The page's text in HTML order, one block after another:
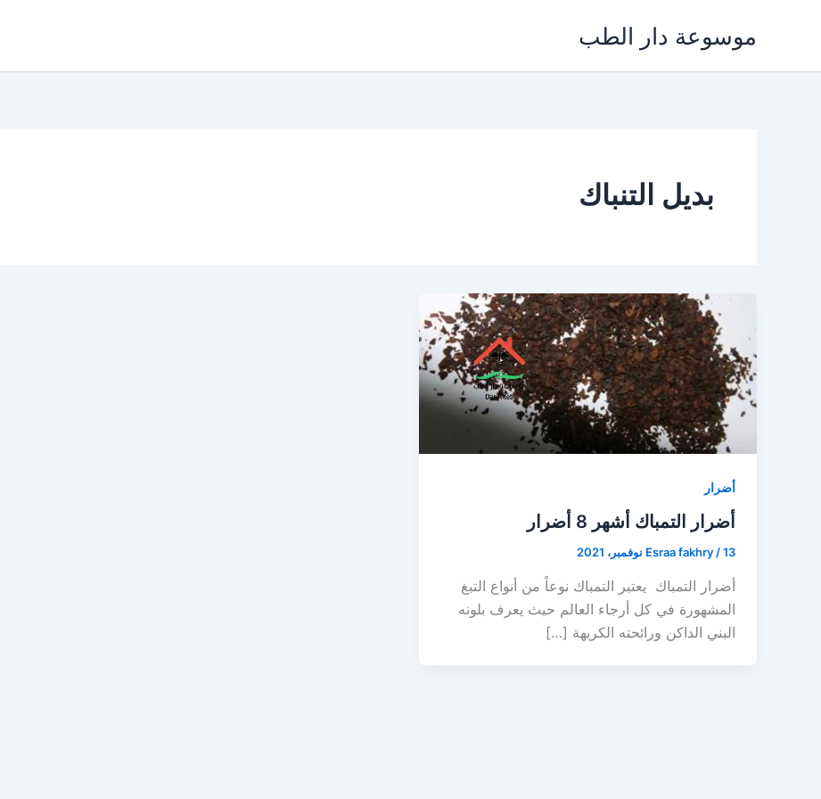
موسوعة دار الطب
بديل التنباك
أضرار
أضرار التمباك أشهر 8 أضرار
Esraa fakhry /13 نوفمبر، 2021
أضرار التمباك يعتبر التمباك نوعاً من أنواع التبغ
المشهورة في كل أرجاء العالم حيث يعرف بلونه
البني الداكن ورائحته الكريهة […]